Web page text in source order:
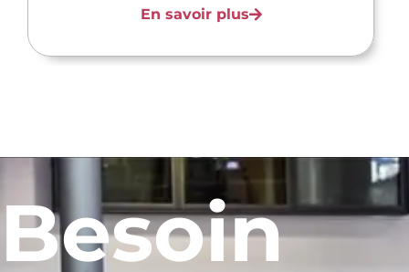
En savoir plus
Besoin